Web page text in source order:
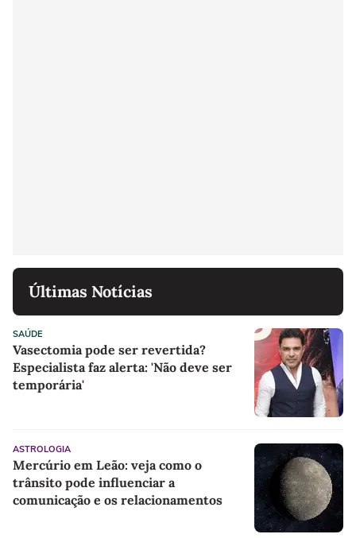
Últimas Notícias
SAÚDE
Vasectomia pode ser revertida?
Especialista faz alerta: 'Não deve ser
temporária'
ASTROLOGIA
Mercúrio em Leão: veja como o
trânsito pode influenciar a
comunicação e os relacionamentos